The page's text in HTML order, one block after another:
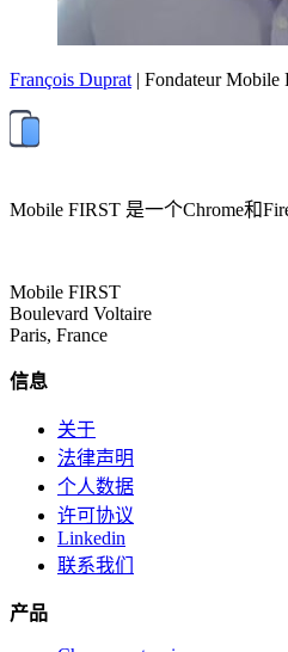
François Duprat | Fondateur Mobile
Mobile FIRST 是一个Chrome和
Mobile FIRST
Boulevard Voltaire
Paris, France
信息
关于
法律声明
个人数据
许可协议
Linkedin
联系我们
产品